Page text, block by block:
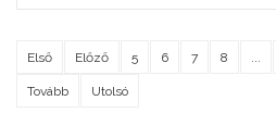
Első Előző 5 6 7 8
Tovább Utolsó